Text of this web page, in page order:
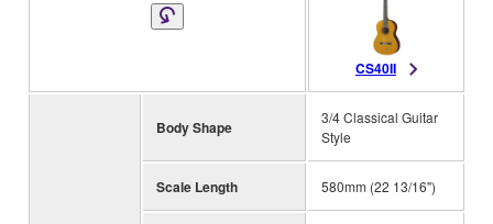
CS40II
Body Shape
3/4 Classical Guitar
Style
Scale Length 580mm (22 13/16")